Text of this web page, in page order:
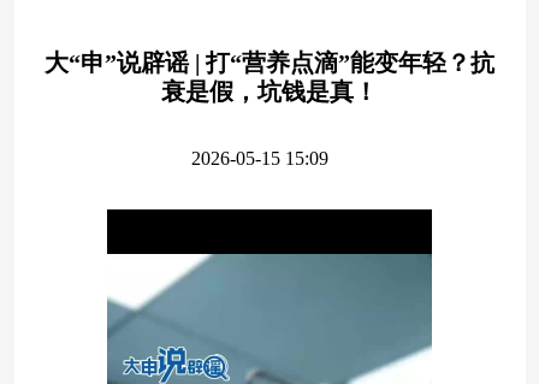
大“申”说辟谣 | 打“营养点滴”能变年轻？抗
衰是假，坑钱是真！
2026-05-15 15:09